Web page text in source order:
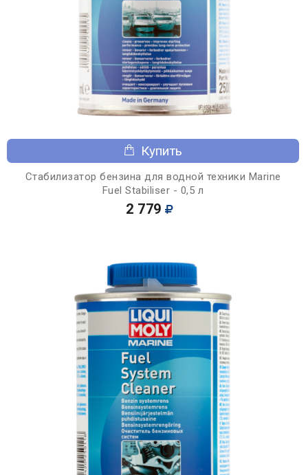
Купить
Стабилизатор бензина для водной техники Marine
Fuel Stabiliser - 0,5 л
2 779